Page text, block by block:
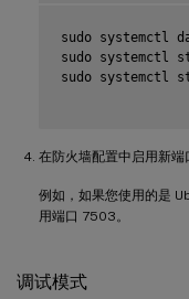
sudo systemctl
sudo systemctl
sudo systemctl
在防火墙配置中启用新端
例如，如果您使用的是
用端口 7503。
调试模式